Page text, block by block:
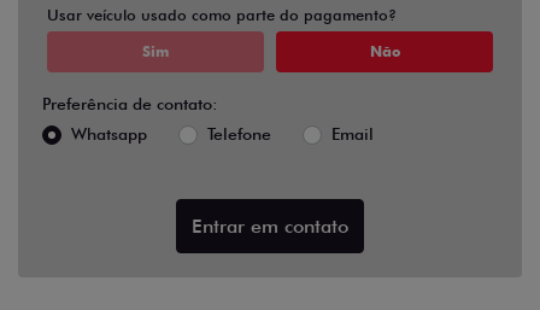
Usar veículo usado como parte do pagamento?
Sim Não
Preferência de contato:
Whatsapp
Telefone Email
Entrar em contato